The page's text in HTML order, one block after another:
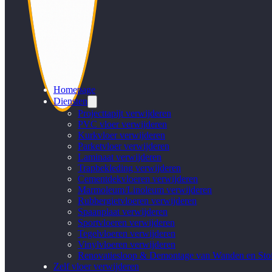
Homepage
Diensten
Projecttapijt verwijderen
PVC vloer verwijderen
Kurkvloer verwijderen
Parketvloer verwijderen
Laminaat verwijderen
Trapbekleding verwijderen
Cementdekvloeren verwijderen
Marmoleum/Linoleum verwijderen
Rubbergietvloeren verwijderen
Spaanplaat verwijderen
Sportvloeren verwijderen
Tegelvloeren verwijderen
Vinylvloeren verwijderen
Renovatiesloop & Demontage van Wanden en
Zelf vloer verwijderen